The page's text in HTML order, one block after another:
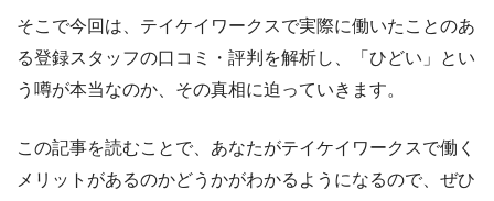
そこで今回は、テイケイワークスで実際に働いたことのあ
る登録スタッフの口コミ・評判を解析し、「ひどい」とい
う噂が本当なのか、その真相に迫っていきます。
この記事を読むことで、あなたがテイケイワークスで働く
メリットがあるのかどうかがわかるようになるので、ぜひ